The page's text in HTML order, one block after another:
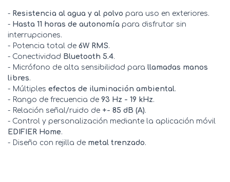
- Resistencia al agua y al polvo para uso en exteriores.
- Hasta 11 horas de autonomía para disfrutar sin
interrupciones.
- Potencia total de 6W RMS.
- Conectividad Bluetooth 5.4.
- Micrófono de alta sensibilidad para llamadas manos
libres.
- Múltiples efectos de iluminación ambiental.
- Rango de frecuencia de 93 Hz - 19 kHz.
- Relación señal/ruido de +- 85 dB (A).
- Control y personalización mediante la aplicación móvil
EDIFIER Home.
- Diseño con rejilla de metal trenzado.